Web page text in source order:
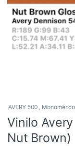
AVERY 500 ,
Vinilo
Nut Brown)